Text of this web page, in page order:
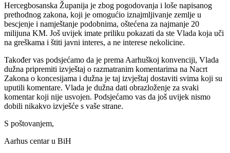
Hercegbosanska Županija je zbog pogodovanja i loše napisanog
prethodnog zakona, koji je omogućio iznajmljivanje zemlje u
bescjenje i namještanje podobnima, oštećena za najmanje 20
milijuna KM. Još uvijek imate priliku pokazati da ste Vlada koja uči
na greškama i štiti javni interes, a ne interese nekolicine.
Također vas podsjećamo da je prema Aarhuškoj konvenciji, Vlada
dužna pripremiti izvještaj o razmatranim komentarima na Nacrt
Zakona o koncesijama i dužna je taj izvještaj dostaviti svima koji su
uputili komentare. Vlada je dužna dati obrazloženje za svaki
komentar koji nije usvojen. Podsjećamo vas da još uvijek nismo
dobili nikakvo izvješće s vaše strane.
S poštovanjem,
Aarhus centar u BiH